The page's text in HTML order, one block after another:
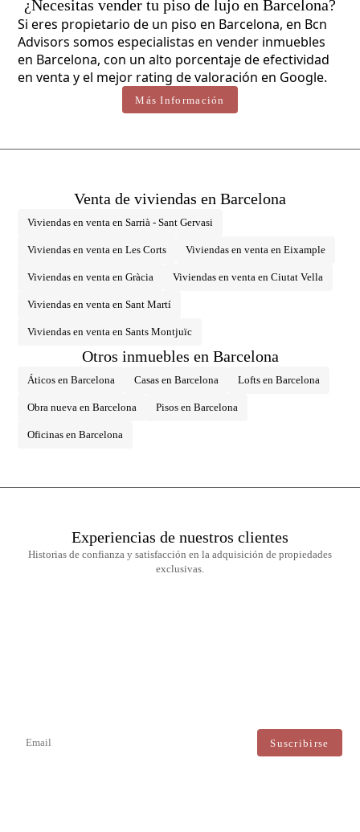
representar entre un 1% y un 2% adicional sobre el precio de compraventa.
Toda la información expuesta tiene carácter meramente informativo y se
encuentra sujeta a posibles cambios o errores. La propiedad dispone de
certificado de eficiencia energética y cédula de habitabilidad en vigor, que serán
facilitados a cualquier interesado. Número de registro AICAT 2736, conforme a
la normativa vigente. Los honorarios de intermediación inmobiliaria serán
asumidos por la parte vendedora, según el encargo suscrito.
¿Necesitas vender tu piso de lujo en Barcelona?
Si eres propietario de un piso en Barcelona, en Bcn
Advisors somos especialistas en vender inmuebles
en Barcelona, con un alto porcentaje de efectividad
en venta y el mejor rating de valoración en Google.
Más Información
Venta de viviendas en Barcelona
Viviendas en venta en Sarrià - Sant Gervasi
Viviendas en venta en Les Corts Viviendas en venta en Eixample
Viviendas en venta en Gràcia Viviendas en venta en Ciutat Vella
Viviendas en venta en Sant Martí
Viviendas en venta en Sants Montjuïc
Otros inmuebles en Barcelona
Áticos en Barcelona Casas en Barcelona Lofts en Barcelona
Obra nueva en Barcelona Pisos en Barcelona
Oficinas en Barcelona
Experiencias de nuestros clientes
Historias de confianza y satisfacción en la adquisición de propiedades
exclusivas.